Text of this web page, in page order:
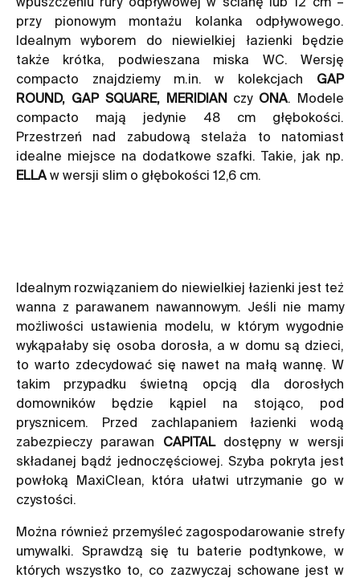
przy pionowym montażu kolanka odpływowego.
Idealnym wyborem do niewielkiej łazienki będzie
także krótka, podwieszana miska WC. Wersję
compacto znajdziemy m.in. w kolekcjach GAP
ROUND, GAP SQUARE, MERIDIAN czy ONA . Modele
compacto mają jedynie 48 cm głębokości.
Przestrzeń nad zabudową stelaża to natomiast
idealne miejsce na dodatkowe szafki. Takie, jak np.
ELLA w wersji slim o głębokości 12,6 cm.
Idealnym rozwiązaniem do niewielkiej łazienki jest też
wanna z parawanem nawannowym. Jeśli nie mamy
możliwości ustawienia modelu, w którym wygodnie
wykąpałaby się osoba dorosła, a w domu są dzieci,
to warto zdecydować się nawet na małą wannę. W
takim przypadku świetną opcją dla dorosłych
domowników będzie kąpiel na stojąco, pod
prysznicem. Przed zachlapaniem łazienki wodą
zabezpieczy parawan CAPITALdostępny w wersji
składanej bądź jednoczęściowej. Szyba pokryta jest
powłoką MaxiClean, która ułatwi utrzymanie go w
czystości.
Można również przemyśleć zagospodarowanie strefy
umywalki. Sprawdzą się tu baterie podtynkowe, w
których wszystko to, co zazwyczaj schowane jest w